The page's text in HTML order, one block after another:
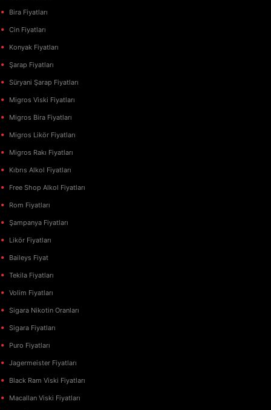
Bira Fiyatları
Cin Fiyatları
Konyak Fiyatları
Şarap Fiyatları
Süryani Şarap Fiyatları
Migros Viski Fiyatları
Migros Bira Fiyatları
Migros Likör Fiyatları
Migros Rakı Fiyatları
Kıbrıs Alkol Fiyatları
Free Shop Alkol Fiyatları
Rom Fiyatları
Şampanya Fiyatları
Likör Fiyatları
Baileys Fiyat
Tekila Fiyatları
Volim Fiyatları
Sigara Nikotin Oranları
Sigara Fiyatları
Puro Fiyatları
Jagermeister Fiyatları
Black Ram Viski Fiyatları
Macallan Viski Fiyatları